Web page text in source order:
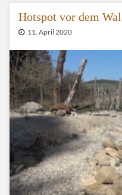
Hotspot vor dem
11. April 2020